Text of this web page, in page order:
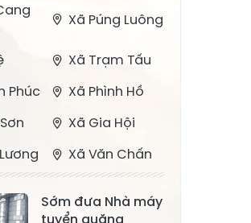
Xã Púng Luông
Xã Trạm Tấu
Phúc
Xã Phình Hồ
Xã Gia Hội
Xã Văn Chấn
Xã Chấn Thịnh
Sớm đưa Nhà máy